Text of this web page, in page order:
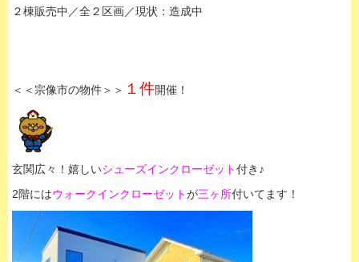
２棟販売中／全２区画／現状：造成中
＜＜宗像市の物件＞＞ １件開催！
玄関広々！嬉しいシューズインクローゼット付き♪
2階にはウォークインクローゼットが三ヶ所付いてます！